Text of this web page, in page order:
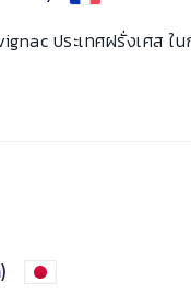
ประเทศฝรั่งเศส ใ